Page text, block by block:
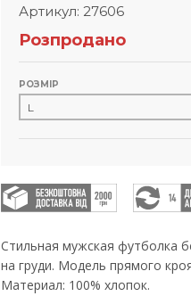
Артикул: 27606
Розпродано
РОЗМІР
Стильная мужская футболка
на груди. Модель прямого
Материал: 100% хлопок.